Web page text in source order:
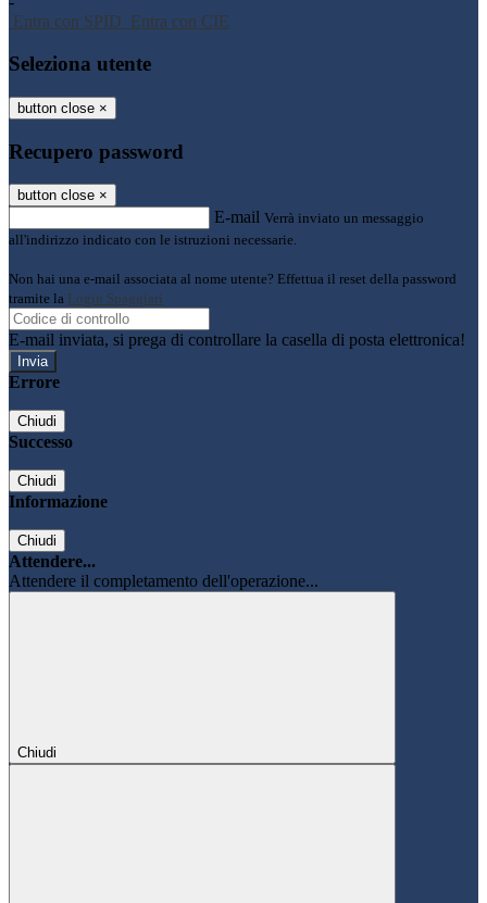
Entra con SPID Entra con CIE
Seleziona utente
button close ×
Recupero password
button close ×
E-mail Verrà inviato un messaggio
all'indirizzo indicato con le istruzioni necessarie.
Non hai una e-mail associata al nome utente? Effettua il reset della password
tramite la Login Spaggiari
E-mail inviata, si prega di controllare la casella di posta elettronica!
Errore
Chiudi
Successo
Chiudi
Informazione
Chiudi
Attendere...
Attendere il completamento dell'operazione...
Chiudi